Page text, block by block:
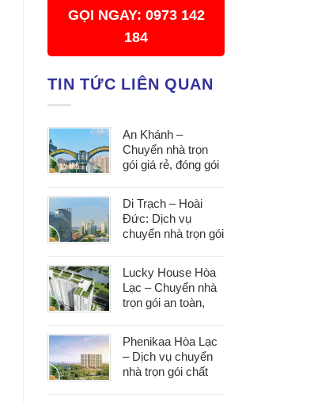
GỌI NGAY: 0973 142
184
TIN TỨC LIÊN QUAN
An Khánh –
Chuyển nhà trọn
gói giá rẻ, đóng gói
Di Trạch – Hoài
Đức: Dịch vụ
chuyển nhà trọn gói
dọn
Lucky House Hòa
Lạc – Chuyển nhà
trọn gói an toàn,
Phenikaa Hòa Lạc
– Dịch vụ chuyển
nhà trọn gói chất